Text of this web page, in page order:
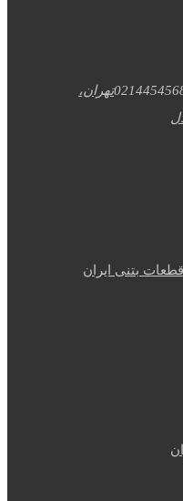
تهران،
بتنی ایران